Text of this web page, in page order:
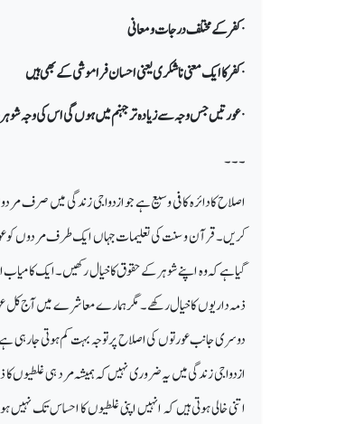
· کفر کے مختلف درجات ومعانی
· کفر کا ایک معنی ناشکری یعنی احسان فراموشی کے بھی ہیں
· عورتیں جس وجہ سے زیادہ تر جہنم میں ہوں گی اس کی وجہ
۔۔۔
اصلاح کا دائرہ کافی وسیع ہے جو ازدواجی زندگی میں صرف
کریں ۔قرآن و سنت کی تعلیمات جہاں ایک طرف مردوں کو
گیا ہے کہ وہ اپنے شوہر کے حقوق کا خیال رکھیں۔ ایک کامیاب
ذمہ داریوں کا خیال رکھے ۔ مگر ہمارے معاشرے میں آج کل
دوسری جانب عورتوں کی اصلاح پر توجہ بہت کم ہوتی جا رہی
ازدواجی زندگی میں یہ ضروری نہیں کہ ہمیشہ مرد ہی غلطیوں
اتنی خالی ہوتی ہیں کہ انہیں اپنی غلطیوں کا احساس تک